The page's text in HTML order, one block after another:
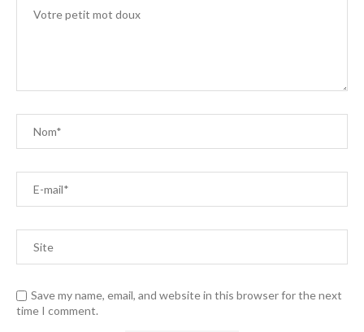
Save my name, email, and website in this browser for the next
time I comment.